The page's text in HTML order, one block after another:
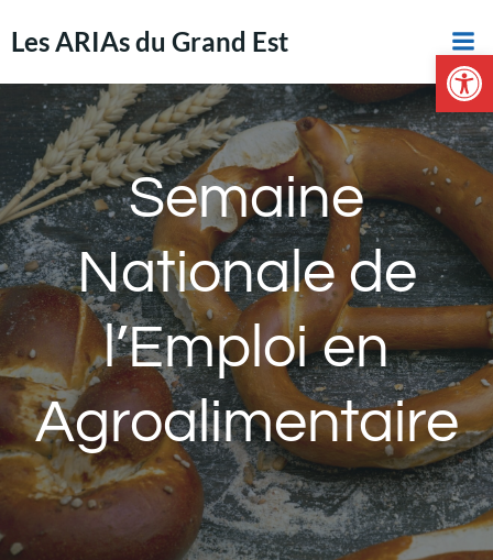
Ouvrir
au
Les ARIAs du Grand Est
Semaine
Nationale de
l’Emploi en
Agroalimentaire